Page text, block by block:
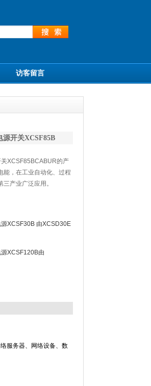
访客留言
源开关XCSF85B
XCSF85BCABUR的产
能，在工业自动化、过程
产业广泛应用。
XCSF30B 由XCSD30E
XCSF120B由
络服务器、网络设备、数